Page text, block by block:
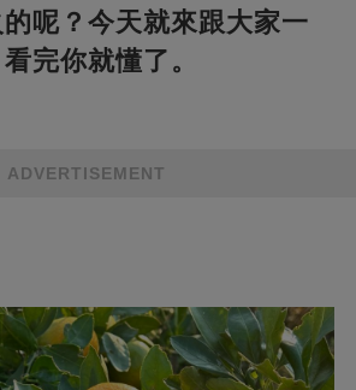
呢？今天就來跟大家一
完你就懂了。
ADVERTISEMENT